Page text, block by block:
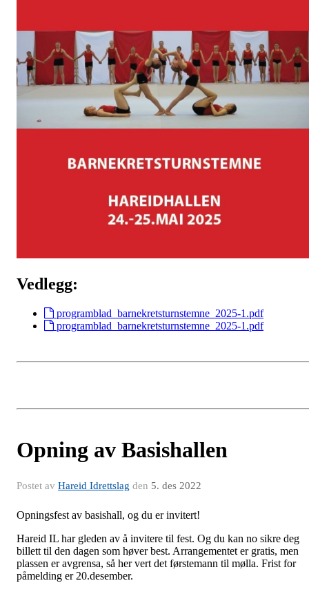
Vedlegg:
programblad_barnekretsturnstemne_2025-1.pdf
programblad_barnekretsturnstemne_2025-1.pdf
Opning av Basishallen
Postet av Hareid Idrettslag den 5. des 2022
Opningsfest av basishall, og du er invitert!
Hareid IL har gleden av å invitere til fest. Og du kan no sikre deg
billett til den dagen som høver best. Arrangementet er gratis, men
plassen er avgrensa, så her vert det førstemann til mølla. Frist for
påmelding er 20.desember.